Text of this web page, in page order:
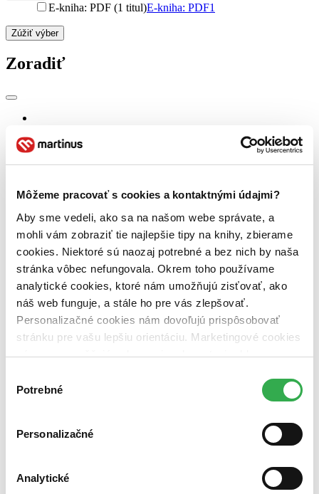
Môžeme pracovať s cookies a kontaktnými údajmi?
Aby sme vedeli, ako sa na našom webe správate, a
mohli vám zobraziť tie najlepšie tipy na knihy, zbierame
cookies. Niektoré sú naozaj potrebné a bez nich by naša
stránka vôbec nefungovala. Okrem toho používame
analytické cookies, ktoré nám umožňujú zisťovať, ako
náš web funguje, a stále ho pre vás zlepšovať.
Personalizačné cookies nám dovoľujú prispôsobovať
stránku pre vašu lepšiu orientáciu. Marketingové cookies
nám zas umožňujú zobrazenie relevantnej reklamy.
nám pomohlo, keby sme mohli používať všetky tieto
súhlasu
Potrebné
Personalizačné
Analytické
E-kniha: PDF (1 titul)E-kniha: PDF1
Zúžiť výber
Zoradiť
Top hodnotené
Najdrahšie
Najvyššia zľava
CZ